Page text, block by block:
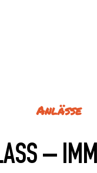
Anlässe
–